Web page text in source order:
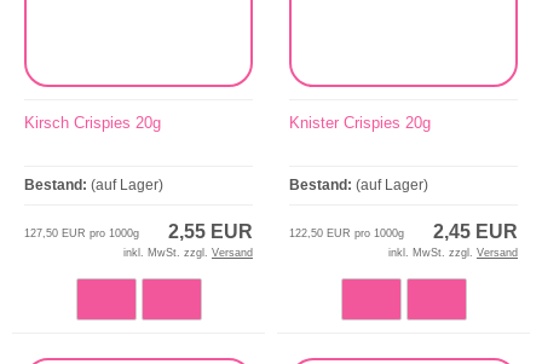
Kirsch Crispies 20g
Bestand: (auf Lager)
2,55 EUR
127,50 EUR pro 1000g
inkl. MwSt. zzgl. Versand
Knister Crispies 20g
Bestand: (auf Lager)
2,45 EUR
122,50 EUR pro 1000g
inkl. MwSt. zzgl. Versand